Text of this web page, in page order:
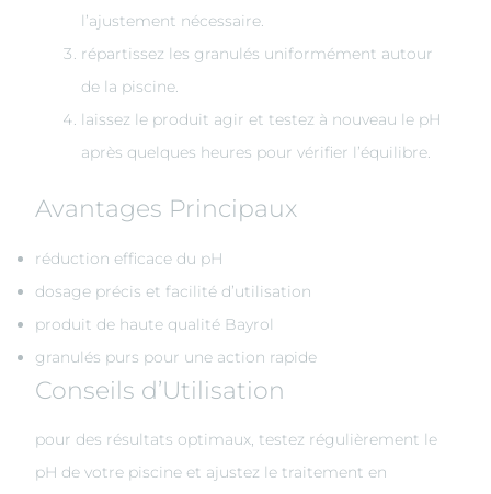
l’ajustement nécessaire.
répartissez les granulés uniformément autour
de la piscine.
laissez le produit agir et testez à nouveau le pH
après quelques heures pour vérifier l’équilibre.
Avantages Principaux
réduction efficace du pH
dosage précis et facilité d’utilisation
produit de haute qualité Bayrol
granulés purs pour une action rapide
Conseils d’Utilisation
pour des résultats optimaux, testez régulièrement le
pH de votre piscine et ajustez le traitement en